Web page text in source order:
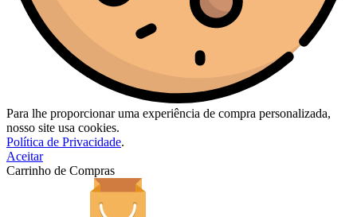
Para lhe proporcionar uma experiência de compra personalizada,
nosso site usa cookies.
Política de Privacidade.
Aceitar
Carrinho de Compras